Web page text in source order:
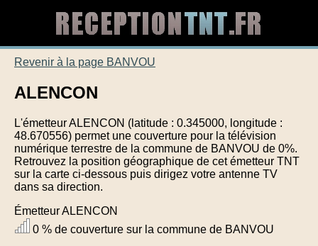
Revenir à la page BANVOU
ALENCON
L'émetteur ALENCON (latitude : 0.345000, longitude :
48.670556) permet une couverture pour la télévision
numérique terrestre de la commune de BANVOU de 0%.
Retrouvez la position géographique de cet émetteur TNT
sur la carte ci-dessous puis dirigez votre antenne TV
dans sa direction.
Émetteur ALENCON
0 % de couverture sur la commune de BANVOU